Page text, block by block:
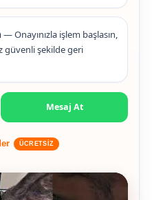
— Onayınızla işlem başlasın,
güvenli şekilde geri
Mesaj At
ÜCRETSİZ